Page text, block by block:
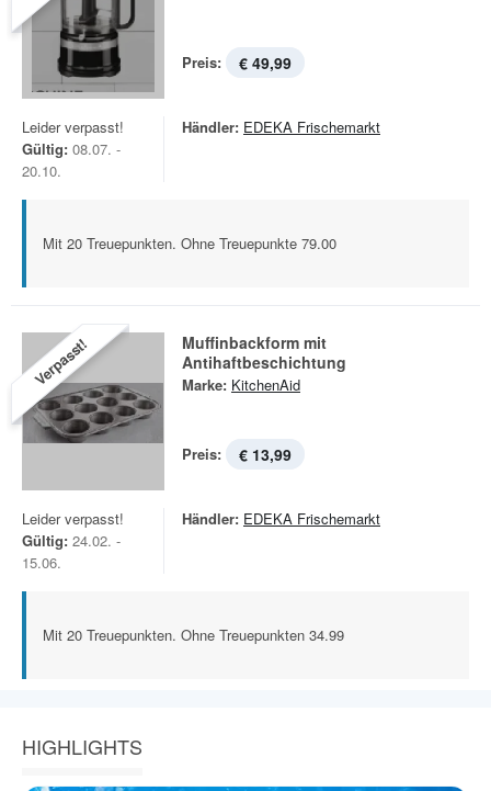
Preis: € 49,99
Leider verpasst!
Gültig: 08.07. -
20.10.
Händler: EDEKA Frischemarkt
Mit 20 Treuepunkten. Ohne Treuepunkte 79.00
Verpasst!
Muffinbackform mit
Antihaftbeschichtung
Marke: KitchenAid
Preis: € 13,99
Leider verpasst!
Gültig: 24.02. -
15.06.
Händler: EDEKA Frischemarkt
Mit 20 Treuepunkten. Ohne Treuepunkten 34.99
HIGHLIGHTS